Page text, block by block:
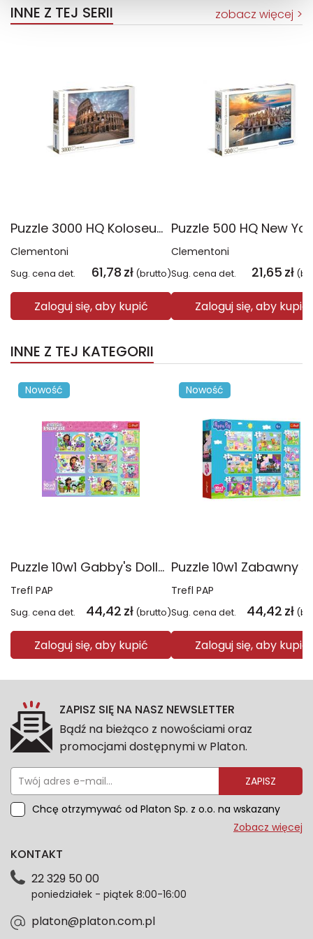
INNE Z TEJ SERII zobacz więcej
Puzzle 3000 HQ Koloseum wschód słońca 33548
Clementoni
Sug. cena det. 61,78 zł (brutto)
Zaloguj się, aby kupić
Clementoni
Sug. cena det. 21,65 zł
Zaloguj się, aby kupić
INNE Z TEJ KATEGORII
Nowość
Puzzle 10w1 Gabby's Dollhouse Gabby i jej świat 96014
Trefl PAP
Sug. cena det. 44,42 zł (brutto)
Zaloguj się, aby kupić
Nowość
Trefl PAP
Sug. cena det. 44,42 zł
Zaloguj się, aby kupić
ZAPISZ SIĘ NA NASZ NEWSLETTER
Bądź na bieżąco z nowościami oraz
promocjami dostępnymi w Platon.
ZAPISZ
Chcę otrzymywać od Platon Sp. z o.o. na wskazany
przeze mnie adres e-mail informacje marketingowe
dotyczące danych osobowych znajdziesz w naszej
każdym czasie. Wycofanie zgody nie wpłynie na
zgodność z prawem przetwarzania dokonanego przed
Zobacz więcej
KONTAKT
22 329 50 00
poniedziałek - piątek 8:00-16:00
platon@platon.com.pl